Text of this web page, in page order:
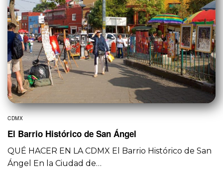
CDMX
El Barrio Histórico de San Ángel
QUÉ HACER EN LA CDMX El Barrio Histórico de San
Ángel En la Ciudad de…